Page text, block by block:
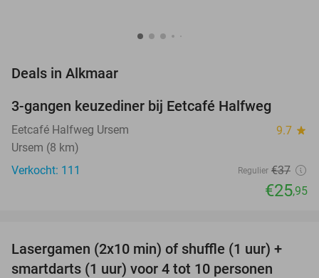
Deals in Alkmaar
3-gangen keuzediner bij Eetcafé Halfweg
Eetcafé Halfweg Ursem 9.7 star
Ursem (8 km)
Verkocht: 111
Regulier €37
€25,95
36%
NEW
TODAY
Lasergamen (2x10 min) of shuffle (1 uur) +
smartdarts (1 uur) voor 4 tot 10 personen